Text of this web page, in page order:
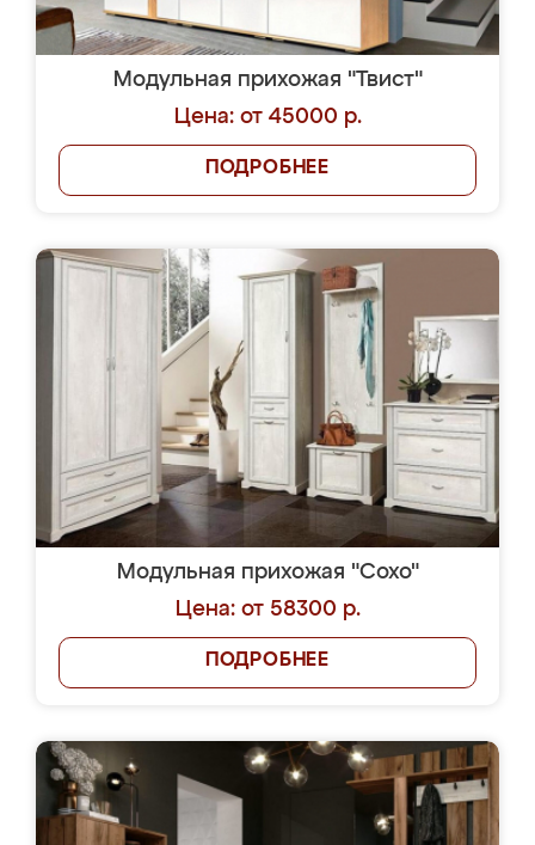
Модульная прихожая "Твист"
Цена: от 45000 р.
ПОДРОБНЕЕ
Модульная прихожая "Сохо"
Цена: от 58300 р.
ПОДРОБНЕЕ